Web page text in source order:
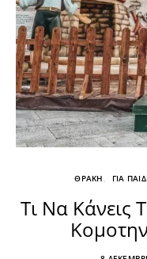
ΘΡΑΚΗ ΓΙΑ
Τι Να Κάνεις